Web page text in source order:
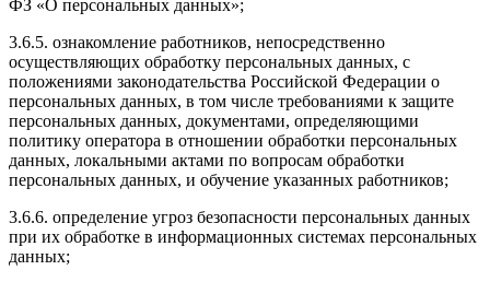
ФЗ «О персональных данных»;
3.6.5. ознакомление работников, непосредственно
осуществляющих обработку персональных данных, с
положениями законодательства Российской Федерации о
персональных данных, в том числе требованиями к защите
персональных данных, документами, определяющими
политику оператора в отношении обработки персональных
данных, локальными актами по вопросам обработки
персональных данных, и обучение указанных работников;
3.6.6. определение угроз безопасности персональных данных
при их обработке в информационных системах персональных
данных;